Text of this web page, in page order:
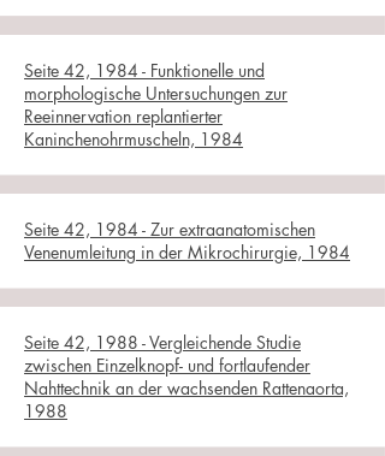
Seite 42, 1984 - Funktionelle und
morphologische Untersuchungen zur
Reeinnervation replantierter
Kaninchenohrmuscheln, 1984
Seite 42, 1984 - Zur extraanatomischen
Venenumleitung in der Mikrochirurgie, 1984
Seite 42, 1988 - Vergleichende Studie
zwischen Einzelknopf- und fortlaufender
Nahttechnik an der wachsenden Rattenaorta,
1988